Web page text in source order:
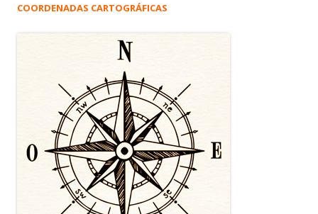
COORDENADAS CARTOGRÁFICAS